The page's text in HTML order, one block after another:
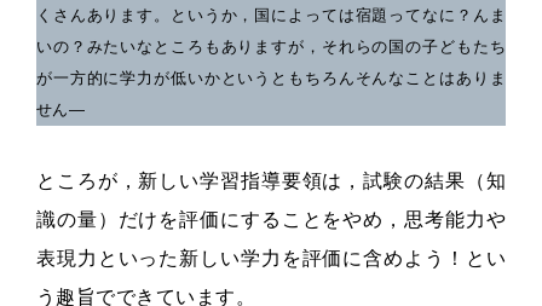
くさんあります。というか，国によっては宿題ってなに？んま
いの？みたいなところもありますが，それらの国の子どもたち
が一方的に学力が低いかというともちろんそんなことはありま
せん―
ところが，新しい学習指導要領は，試験の結果（知
識の量）だけを評価にすることをやめ，思考能力や
表現力といった新しい学力を評価に含めよう！とい
う趣旨でできています。